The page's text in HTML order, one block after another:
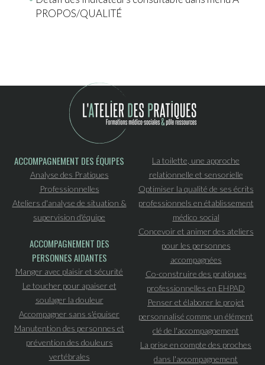
PROPOS/QUALITÉ
ACCOMPAGNEMENT DES ÉQUIPES
Analyse des Pratiques
Professionnelles
Ateliers d'analyse de situation &
supervision d'équipe
ACCOMPAGNEMENT DES
PERSONNES AIDANTES
Manger avec plaisir et sécurité
Le toucher pour apaiser et
soulager la douleur
Accompagner sans s'épuiser
Manutention des personnes et
prévention des douleurs
vertébrales
La toilette, une approche
relationnelle et sensorielle
Optimiser la qualité de ses écrits
professionnels en établissement
médico social
Concevoir et animer des ateliers
pour les personnes
accompagnées
Co-construire des pratiques
professionnelles en EHPAD
Penser et élaborer le projet
personnalisé comme un élément
clé de l'accompagnement
La prise en compte des proches
dans l'accompagnement